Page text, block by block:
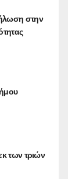
στην
των τριών